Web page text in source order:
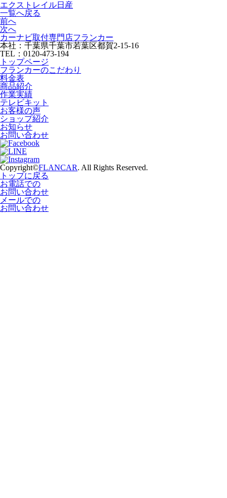
エクストレイル日産
一覧へ戻る
前へ
次へ
カーナビ取付専⾨店フランカー
本社：千葉県千葉市若葉区都賀2-15-16
TEL：0120-473-194
トップページ
フランカーのこだわり
料金表
商品紹介
作業実績
テレビキット
お客様の声
ショップ紹介
お知らせ
お問い合わせ
Copyright©FLANCAR. All Rights Reserved.
トップに戻る
お電話での
お問い合わせ
メールでの
お問い合わせ